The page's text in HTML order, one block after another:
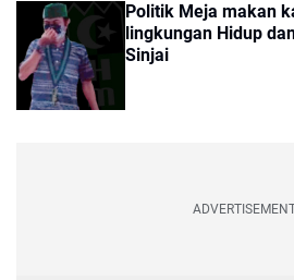
Politik Meja makan
lingkungan Hidup
Sinjai